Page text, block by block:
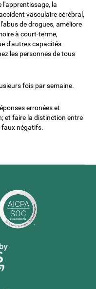
l'apprentissage, la
vasculaire cérébral,
de drogues, améliore
à court-terme,
d'autres capacités
les personnes de tous
fois par semaine.
erronées et
et faire la distinction entre
faux négatifs.